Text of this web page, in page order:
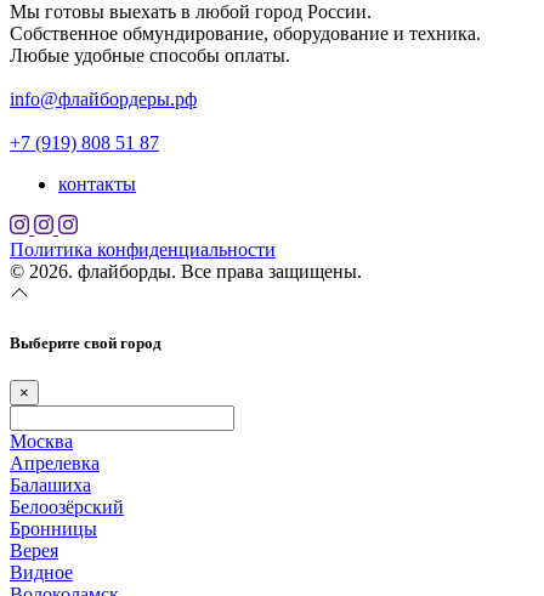
Мы готовы выехать в любой город России.
Собственное обмундирование, оборудование и техника.
Любые удобные способы оплаты.
info@флайбордеры.рф
+7 (919) 808 51 87
контакты
Политика конфиденциальности
© 2026. флайборды. Все права защищены.
Выберите свой город
×
Москва
Апрелевка
Балашиха
Белоозёрский
Бронницы
Верея
Видное